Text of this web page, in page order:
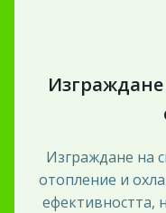
Изграждане на
отопление и
ефективността,